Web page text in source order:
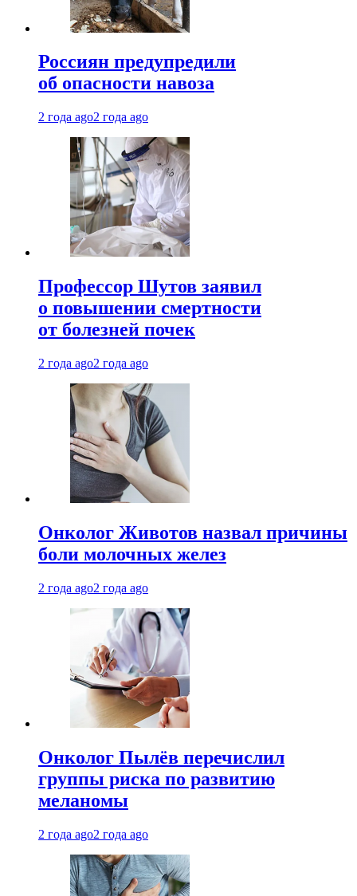
Россиян предупредили
об опасности навоза
2 года ago2 года ago
Профессор Шутов заявил
о повышении смертности
от болезней почек
2 года ago2 года ago
Онколог Животов назвал причины
боли молочных желез
2 года ago2 года ago
Онколог Пылёв перечислил
группы риска по развитию
меланомы
2 года ago2 года ago